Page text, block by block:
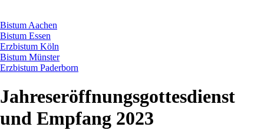
Bistum Aachen
Bistum Essen
Erzbistum Köln
Bistum Münster
Erzbistum Paderborn
Jahreseröffnungsgottesdienst
und Empfang 2023